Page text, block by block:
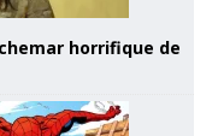
horrifique de